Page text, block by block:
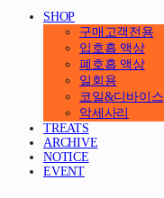
SHOP
구매고객전용
입호흡 액상
폐호흡 액상
일회용
코일&디바이스
악세사리
TREATS
ARCHIVE
NOTICE
EVENT